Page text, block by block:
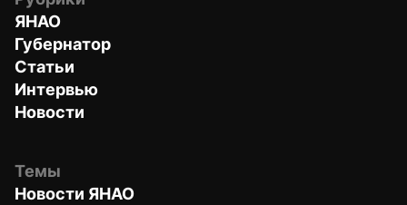
ЯНАО
Губернатор
Статьи
Интервью
Новости
Темы
Новости ЯНАО